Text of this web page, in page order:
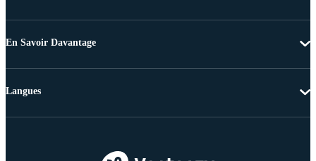
En Savoir Davantage
Langues